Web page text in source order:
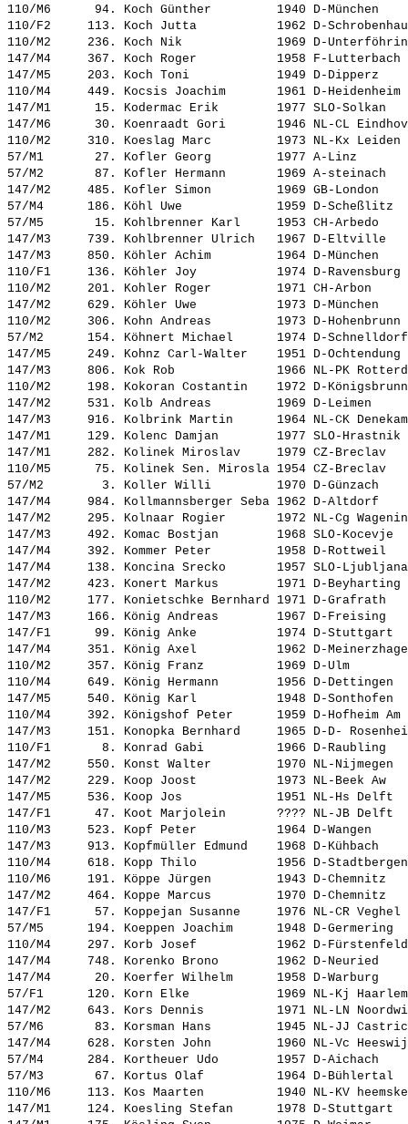
110/M6      94. Koch Günther
1940 D-
110/F2     113. Koch Jutta
1962 D-
110/M2     236. Koch Nik
1969 D-
147/M4     367. Koch Roger
1958 F-
147/M5     203. Koch Toni
1949 D-Dipperz
110/M4     449. Kocsis Joachim
1961 D-
147/M1      15. Kodermac Erik
1977 SLO-
147/M6      30. Koenraadt Gori
1946 NL-CL
110/M2     310. Koeslag Marc
1973 NL-Kx
57/M1       27. Kofler Georg
1977 A-Linz
57/M2       87. Kofler Hermann
1969 A-
147/M2     485. Kofler Simon
1969 GB-
57/M4      186. Köhl Uwe
1959 D-
57/M5       15. Kohlbrenner Karl
1953 CH-
147/M3     739. Kohlbrenner Ulrich
1967 D-Eltville
147/M3     850. Köhler Achim
1964 D-
110/F1     136. Köhler Joy
1974 D-
110/M2     201. Kohler Roger
1971 CH-
147/M2     629. Köhler Uwe
1973 D-
110/M2     306. Kohn Andreas
1973 D-
57/M2      154. Köhnert Michael
1974 D-
147/M5     249. Kohnz Carl-Walter
1951 D-
147/M3     806. Kok Rob
1966 NL-PK
110/M2     198. Kokoran Costantin
1972 D-
147/M2     531. Kolb Andreas
1969 D-
147/M3     916. Kolbrink Martin
1964 NL-CK
147/M1     129. Kolenc Damjan
1977 SLO-
147/M1     282. Kolinek Miroslav
1979 CZ-
110/M5      75. Kolinek Sen. Mirosla 1954 CZ-
57/M2        3. Koller Willi
1970 D-
147/M4     984. Kollmannsberger Seba 1962 D-Altdorf
147/M2     295. Kolnaar Rogier
1972 NL-Cg
147/M3     492. Komac Bostjan
1968 SLO-
147/M4     392. Kommer Peter
1958 D-
147/M4     138. Koncina Srecko
1957 SLO-
147/M2     423. Konert Markus
1971 D-
110/M2     177. Konietschke Bernhard 1971 D-
147/M3     166. König Andreas
1967 D-
147/F1      99. König Anke
1974 D-
147/M4     351. König Axel
1962 D-
110/M2     357. König Franz
1969 D-Ulm
110/M4     649. König Hermann
1956 D-
147/M5     540. König Karl
1948 D-
110/M4     392. Königshof Peter
1959 D-Hofheim
147/M3     151. Konopka Bernhard
1965 D-D-
110/F1       8. Konrad Gabi
1966 D-
147/M2     550. Konst Walter
1970 NL-
147/M2     229. Koop Joost
1973 NL-Beek
147/M5     536. Koop Jos
1951 NL-Hs
147/F1      47. Koot Marjolein
???? NL-JB
110/M3     523. Kopf Peter
1964 D-
147/M3     913. Kopfmüller Edmund
1968 D-
110/M4     618. Kopp Thilo
1956 D-
110/M6     191. Köppe Jürgen
1943 D-
147/M2     464. Koppe Marcus
1970 D-
147/F1      57. Koppejan Susanne
1976 NL-CR
57/M5      194. Koeppen Joachim
1948 D-
110/M4     297. Korb Josef
1962 D-
147/M4     748. Korenko Brono
1962 D-
147/M4      20. Koerfer Wilhelm
1958 D-
57/F1      120. Korn Elke
1969 NL-Kj
147/M2     643. Kors Dennis
1971 NL-LN
57/M6       83. Korsman Hans
1945 NL-JJ
147/M4     628. Korsten John
1960 NL-Vc
57/M4      284. Kortheuer Udo
1957 D-
57/M3       67. Kortus Olaf
1964 D-
110/M6     113. Kos Maarten
1940 NL-KV
147/M1     124. Koesling Stefan
1978 D-